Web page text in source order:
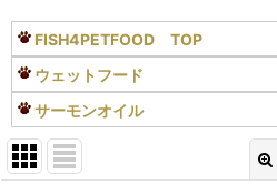
FISH4PETFOOD TOP
ウェットフード
サーモンオイル